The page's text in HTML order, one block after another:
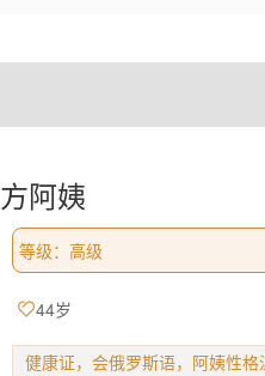
方阿姨
等级：高级
44岁
健康证，会俄罗斯语，阿姨性